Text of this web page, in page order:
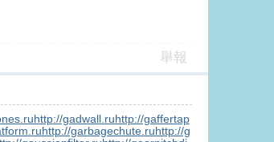
舉報
http://gadwall.ruhttp://gaffertap
http://garbagechute.ruhttp://g